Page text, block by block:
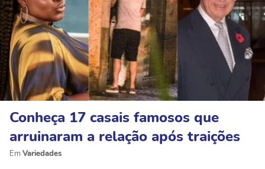
Conheça 17 casais famosos que
arruinaram a relação após traições
Variedades